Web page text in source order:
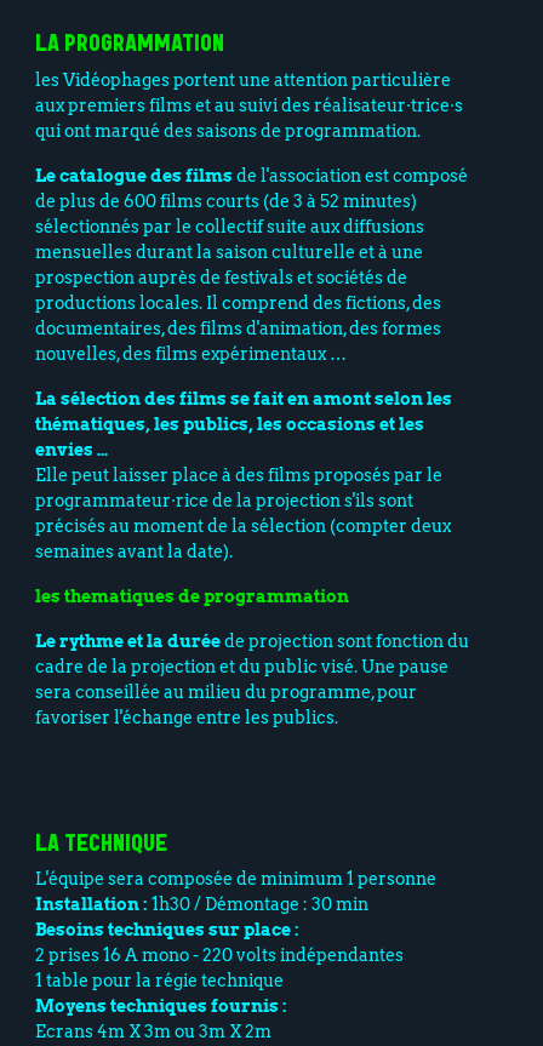
LA PROGRAMMATION
les Vidéophages portent une attention particulière
aux premiers films et au suivi des réalisateur·trice·s
qui ont marqué des saisons de programmation.
Le catalogue des films de l'association est composé
de plus de 600 films courts (de 3 à 52 minutes)
sélectionnés par le collectif suite aux diffusions
mensuelles durant la saison culturelle et à une
prospection auprès de festivals et sociétés de
productions locales. Il comprend des fictions, des
documentaires, des films d'animation, des formes
nouvelles, des films expérimentaux …
La sélection des films se fait en amont selon les
thématiques, les publics, les occasions et les
envies …
Elle peut laisser place à des films proposés par le
programmateur·rice de la projection s'ils sont
précisés au moment de la sélection (compter deux
semaines avant la date).
les thematiques de programmation
Le rythme et la duréede projection sont fonction du
cadre de la projection et du public visé. Une pause
sera conseillée au milieu du programme, pour
favoriser l'échange entre les publics.
LA TECHNIQUE
L'équipe sera composée de minimum 1 personne
Installation : 1h30 / Démontage : 30 min
Besoins techniques sur place :
2 prises 16 A mono - 220 volts indépendantes
1 table pour la régie technique
Moyens techniques fournis :
Ecrans 4m X 3m ou 3m X 2m